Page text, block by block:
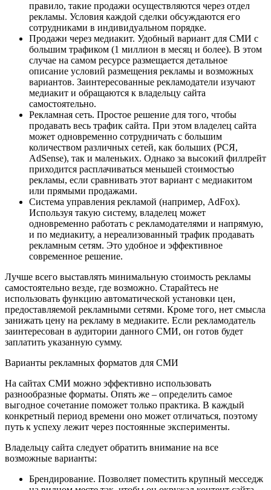
правило, такие продажи осуществляются через отдел
рекламы. Условия каждой сделки обсуждаются его
сотрудниками в индивидуальном порядке.
Продажи через медиакит. Удобный вариант для СМИ с
большим трафиком (1 миллион в месяц и более). В этом
случае на самом ресурсе размещается детальное
описание условий размещения рекламы и возможных
вариантов. Заинтересованные рекламодатели изучают
медиакит и обращаются к владельцу сайта
самостоятельно.
Рекламная сеть. Простое решение для того, чтобы
продавать весь трафик сайта. При этом владелец сайта
может одновременно сотрудничать с большим
количеством различных сетей, как больших (РСЯ,
AdSense), так и маленьких. Однако за высокий филлрейт
приходится расплачиваться меньшей стоимостью
рекламы, если сравнивать этот вариант с медиакитом
или прямыми продажами.
Система управления рекламой (например, AdFox).
Используя такую систему, владелец может
одновременно работать с рекламодателями и напрямую,
и по медиакиту, а нереализованный трафик продавать
рекламным сетям. Это удобное и эффективное
современное решение.
Лучше всего выставлять минимальную стоимость рекламы
самостоятельно везде, где возможно. Старайтесь не
использовать функцию автоматической установки цен,
предоставляемой рекламными сетями. Кроме того, нет смысла
занижать цену на рекламу в медиаките. Если рекламодатель
заинтересован в аудитории данного СМИ, он готов будет
заплатить указанную сумму.
Варианты рекламных форматов для СМИ
На сайтах СМИ можно эффективно использовать
разнообразные форматы. Опять же – определить самое
выгодное сочетание поможет только практика. В каждый
конкретный период времени оно может отличаться, поэтому
путь к успеху лежит через постоянные эксперименты.
Владельцу сайта следует обратить внимание на все
возможные варианты:
Брендирование. Позволяет поместить крупный месседж